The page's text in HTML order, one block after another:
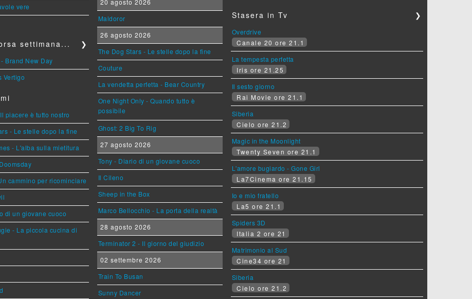
vere
settimana... ❯
Brand New Day
Vertigo
piacere è tutto nostro
- Le stelle dopo la fine
- L'alba sulla mietitura
cammino per ricominciare
di un giovane cuoco
- La piccola cucina di
Maldoror
26 agosto 2026
The Dog Stars - Le stelle dopo la fine
Couture
La vendetta perfetta - Bear Country
One Night Only - Quando tutto è
possibile
Ghost: 2 Big To Rig
27 agosto 2026
Tony - Diario di un giovane cuoco
Il Cileno
Sheep in the Box
Marco Bellocchio - La porta della realtà
28 agosto 2026
Terminator 2 - Il giorno del giudizio
02 settembre 2026
Train To Busan
Sunny Dancer
Stasera in Tv ❯
Overdrive
Canale 20 ore 21.1
La tempesta perfetta
Iris ore 21.25
Il sesto giorno
Rai Movie ore 21.1
Siberia
Cielo ore 21.2
Magic in the Moonlight
Twenty Seven ore 21.1
L'amore bugiardo - Gone Girl
La7Cinema ore 21.15
Io e mio fratello
La5 ore 21.1
Spiders 3D
Italia 2 ore 21
Matrimonio al Sud
Cine34 ore 21
Siberia
Cielo ore 21.2